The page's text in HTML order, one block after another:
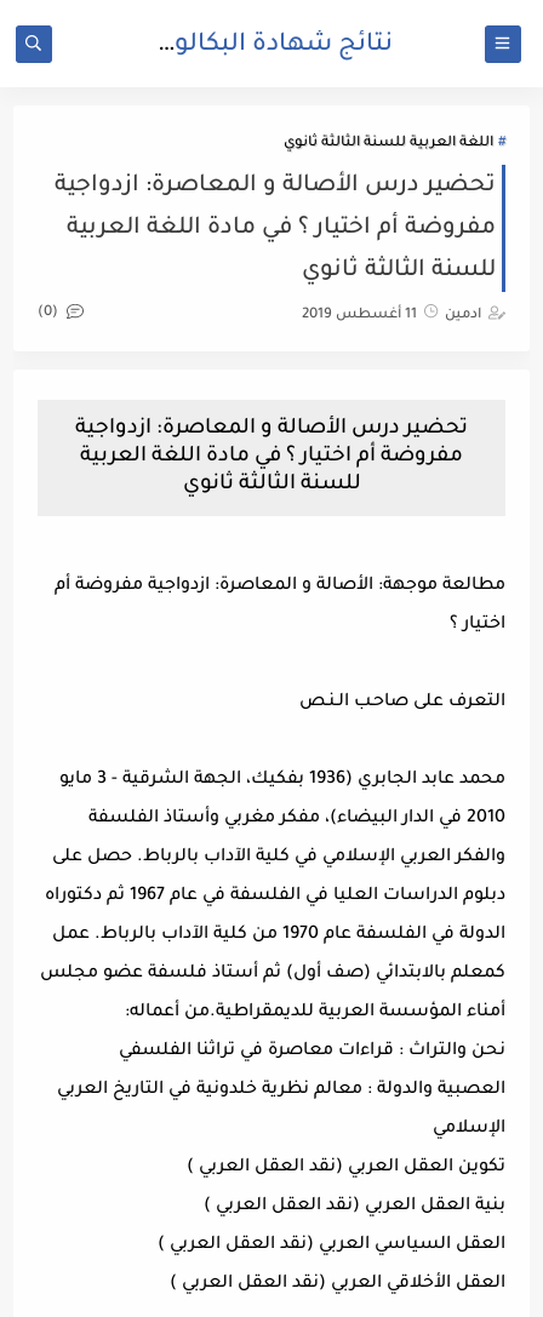
نتائج شهادة البكالوريا 2025 | bac.onec.dz
اللغة العربية للسنة الثالثة ثانوي
تحضير درس الأصالة و المعاصرة: ازدواجية
مفروضة أم اختيار ؟ في مادة اللغة العربية
للسنة الثالثة ثانوي
ادمين 11 أغسطس 2019 (0)
تحضير درس الأصالة و المعاصرة: ازدواجية
مفروضة أم اختيار ؟ في مادة اللغة العربية
للسنة الثالثة ثانوي
مطالعة موجهة: الأصالة و المعاصرة: ازدواجية مفروضة أم
اختيار ؟
التعرف على صاحـب الـنـص
محمد عابد الجابري (1936 بفكيك، الجهة الشرقية - 3 مايو
2010 في الدار البيضاء)، مفكر مغربي وأستاذ الفلسفة
والفكر العربي الإسلامي في كلية الآداب بالرباط. حصل على
دبلوم الدراسات العليا في الفلسفة في عام 1967 ثم دكتوراه
الدولة في الفلسفة عام 1970 من كلية الآداب بالرباط. عمل
كمعلم بالابتدائي (صف أول) ثم أستاذ فلسفة عضو مجلس
أمناء المؤسسة العربية للديمقراطية.من أعماله:
نحن والتراث : قراءات معاصرة في تراثنا الفلسفي
العصبية والدولة : معالم نظرية خلدونية في التاريخ العربي
الإسلامي
تكوين العقل العربي (نقد العقل العربي )
بنية العقل العربي (نقد العقل العربي )
العقل السياسي العربي (نقد العقل العربي )
العقل الأخلاقي العربي (نقد العقل العربي )